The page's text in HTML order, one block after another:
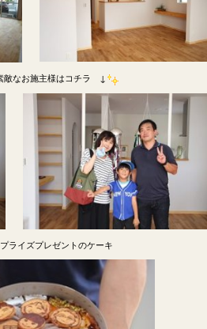
なお施主様はコチラ ↓
ライズプレゼントのケーキ